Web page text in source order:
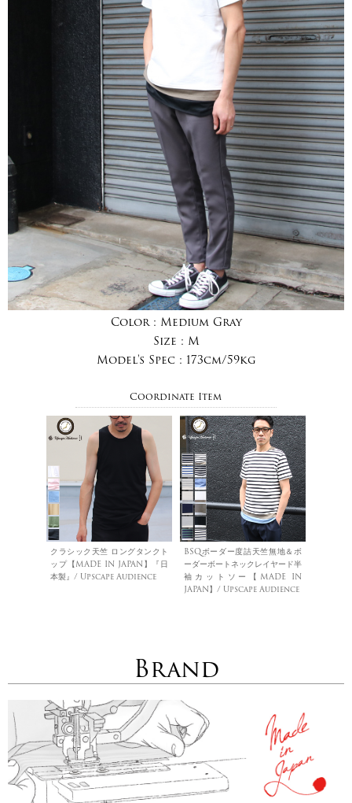
Color : Medium Gray
Size : M
Model's Spec : 173cm/59kg
Coordinate Item
クラシック天竺 ロングタンクト
ップ【MADE IN JAPAN】『日
本製』/ Upscape Audience
BSQボーダー度詰天竺無地＆ボ
ーダーボートネックレイヤード半
袖カットソー【MADE IN
JAPAN】/ Upscape Audience
Brand